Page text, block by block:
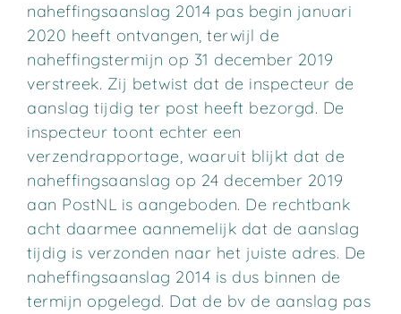
naheffingsaanslag 2014 pas begin januari
2020 heeft ontvangen, terwijl de
naheffingstermijn op 31 december 2019
verstreek. Zij betwist dat de inspecteur de
aanslag tijdig ter post heeft bezorgd. De
inspecteur toont echter een
verzendrapportage, waaruit blijkt dat de
naheffingsaanslag op 24 december 2019
aan PostNL is aangeboden. De rechtbank
acht daarmee aannemelijk dat de aanslag
tijdig is verzonden naar het juiste adres. De
naheffingsaanslag 2014 is dus binnen de
termijn opgelegd. Dat de bv de aanslag pas